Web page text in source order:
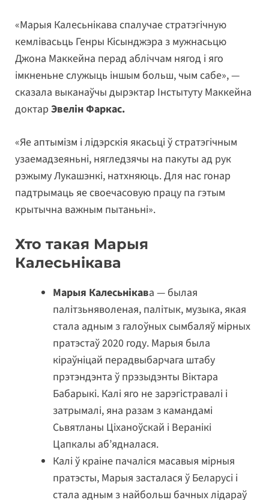
«Марыя Калесьнікава спалучае стратэгічную
кемлівасьць Генры Кісынджэра з мужнасьцю
Джона Маккейна перад абліччам нягод і яго
імкненьне служыць іншым больш, чым сабе», —
сказала выканаўчы дырэктар Інстытуту Маккейна
доктар Эвелін Фаркас.
«Яе аптымізм і лідэрскія якасьці ў стратэгічным
узаемадзеяньні, нягледзячы на пакуты ад рук
рэжыму Лукашэнкі, натхняюць. Для нас гонар
падтрымаць яе своечасовую працу па гэтым
крытычна важным пытаньні».
Хто такая Марыя
Калесьнікава
Марыя Калесьнікава — былая
палітзьняволеная, палітык, музыка, якая
стала адным з галоўных сымбаляў мірных
пратэстаў 2020 году. Марыя была
кіраўніцай перадвыбарчага штабу
прэтэндэнта ў прэзыдэнты Віктара
Бабарыкі. Калі яго не зарэгістравалі і
затрымалі, яна разам з камандамі
Сьвятланы Ціханоўскай і Веранікі
Цапкалы аб’ядналася.
Калі ў краіне пачаліся масавыя мірныя
пратэсты, Марыя засталася ў Беларусі і
стала адным з найбольш бачных лідараў